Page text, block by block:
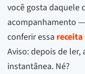
você gosta daquele
acompanhamento
conferir essa receita
Aviso: depois de
instantânea. Né?